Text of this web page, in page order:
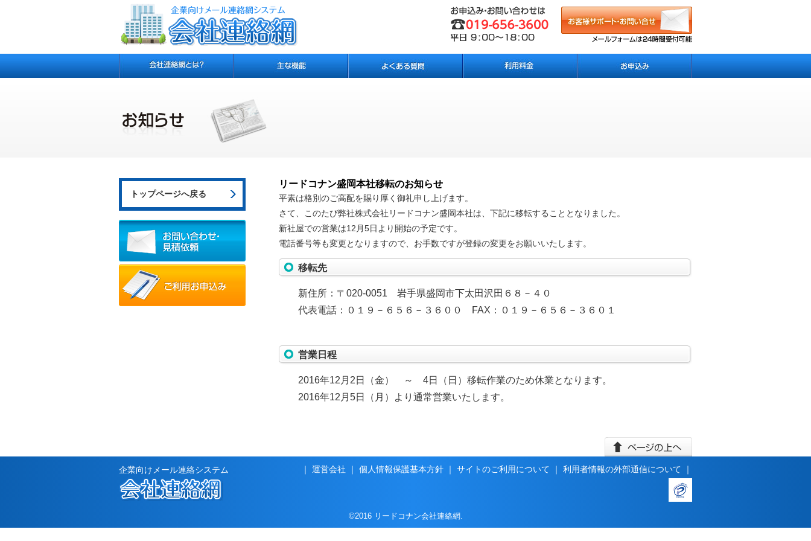
リードコナン盛岡本社移転のお知らせ
平素は格別のご高配を賜り厚く御礼申し上げます。
さて、このたび弊社株式会社リードコナン盛岡本社は、下記に移転することとなりました。
新社屋での営業は12月5日より開始の予定です。
電話番号等も変更となりますので、お手数ですが登録の変更をお願いいたします。
移転先
新住所：〒020-0051 岩手県盛岡市下太田沢田６８－４０
代表電話：０１９－６５６－３６００ FAX：０１９－６５６－３６０１
営業日程
2016年12月2日（金） ～ 4日（日）移転作業のため休業となります。
2016年12月5日（月）より通常営業いたします。
トップページへ戻る
企業向けメール連絡システム ｜ 運営会社 ｜ 個人情報保護基本方針 ｜ サイトのご利用について ｜ 利用者情報の外部通信について ｜
©2016 リードコナン会社連絡網.